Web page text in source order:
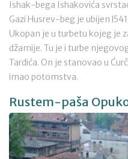
Ishak-bega Ishakovića
Gazi Husrev-beg je ubijen
Ukopan je u turbetu kojeg je
džamije. Tu je i turbe
Tardića. On je stanovao u
imao potomstva.
Rustem-paša